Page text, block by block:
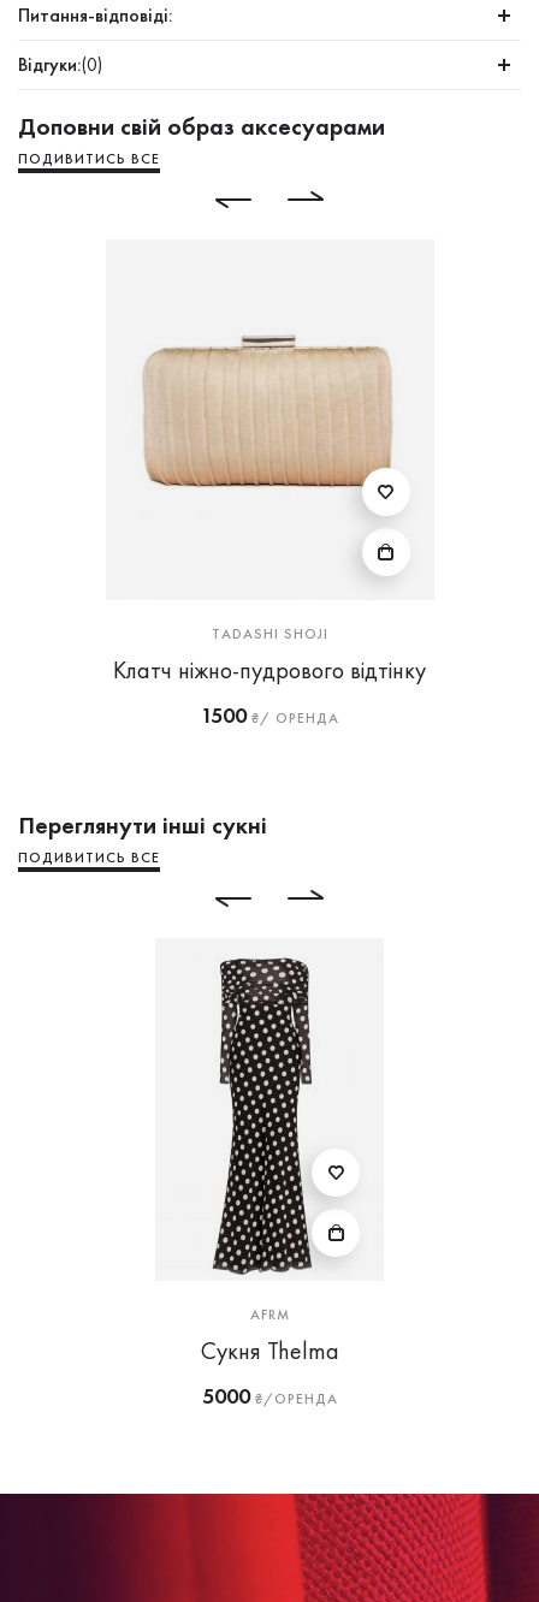
Питання-відповіді:
Відгуки:(0)
Доповни свій образ аксесуарами
ПОДИВИТИСЬ ВСЕ
TADASHI SHOJI
Клатч ніжно-пудрового відтінку
1500₴/ ОРЕНДА
Переглянути інші сукні
ПОДИВИТИСЬ ВСЕ
AFRM
Сукня Thelma
5000₴/ОРЕНДА